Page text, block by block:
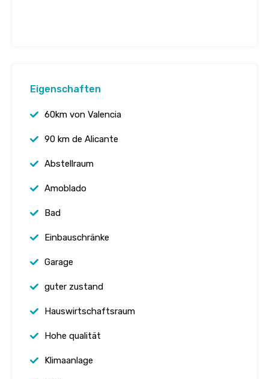
Eigenschaften
60km von Valencia
90 km de Alicante
Abstellraum
Amoblado
Bad
Einbauschränke
Garage
guter zustand
Hauswirtschaftsraum
Hohe qualität
Klimaanlage